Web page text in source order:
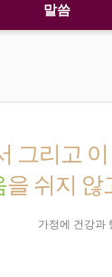
말씀
그리고
을 쉬지
가정에 건강과